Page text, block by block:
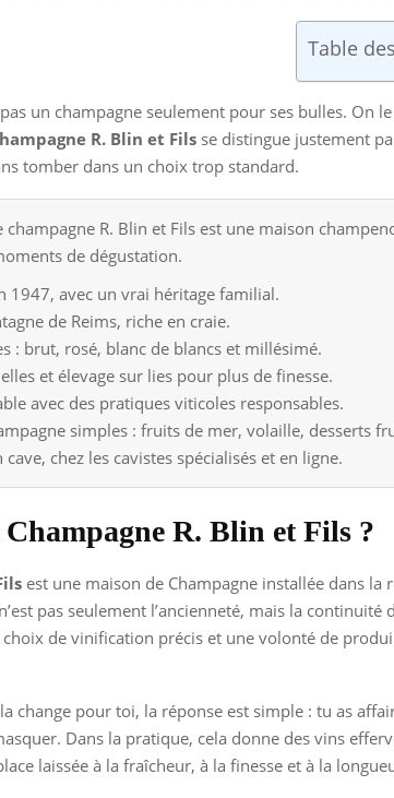
Table
un champagne seulement pour ses bulles. On
R. Blin et Fils se distingue justement
tomber dans un choix trop standard.
champagne R. Blin et Fils est une maison
de dégustation.
1947, avec un vrai héritage familial.
de Reims, riche en craie.
: brut, rosé, blanc de blancs et millésimé.
et élevage sur lies pour plus de finesse.
avec des pratiques viticoles responsables.
simples : fruits de mer, volaille, desserts
chez les cavistes spécialisés et en ligne.
Champagne R. Blin et Fils ?
est une maison de Champagne installée dans
pas seulement l’ancienneté, mais la
de vinification précis et une volonté de
change pour toi, la réponse est simple : tu as
Dans la pratique, cela donne des vins
laissée à la fraîcheur, à la finesse et à la